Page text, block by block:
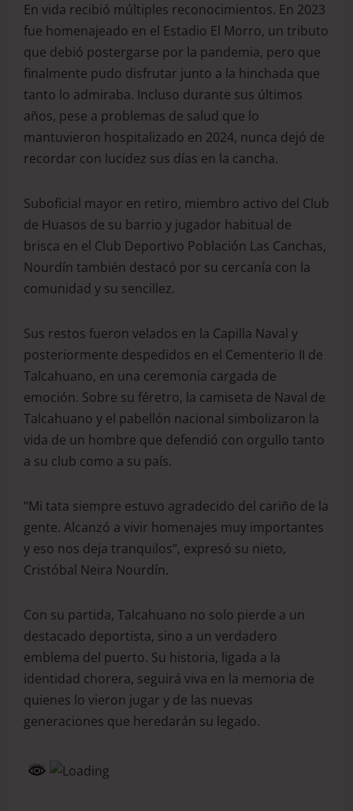
En vida recibió múltiples reconocimientos. En 2023
fue homenajeado en el Estadio El Morro, un tributo
que debió postergarse por la pandemia, pero que
finalmente pudo disfrutar junto a la hinchada que
tanto lo admiraba. Incluso durante sus últimos
años, pese a problemas de salud que lo
mantuvieron hospitalizado en 2024, nunca dejó de
recordar con lucidez sus días en la cancha.
Suboficial mayor en retiro, miembro activo del Club
de Huasos de su barrio y jugador habitual de
brisca en el Club Deportivo Población Las Canchas,
Nourdín también destacó por su cercanía con la
comunidad y su sencillez.
Sus restos fueron velados en la Capilla Naval y
posteriormente despedidos en el Cementerio II de
Talcahuano, en una ceremonia cargada de
emoción. Sobre su féretro, la camiseta de Naval de
Talcahuano y el pabellón nacional simbolizaron la
vida de un hombre que defendió con orgullo tanto
a su club como a su país.
“Mi tata siempre estuvo agradecido del cariño de la
gente. Alcanzó a vivir homenajes muy importantes
y eso nos deja tranquilos”, expresó su nieto,
Cristóbal Neira Nourdín.
Con su partida, Talcahuano no solo pierde a un
destacado deportista, sino a un verdadero
emblema del puerto. Su historia, ligada a la
identidad chorera, seguirá viva en la memoria de
quienes lo vieron jugar y de las nuevas
generaciones que heredarán su legado.